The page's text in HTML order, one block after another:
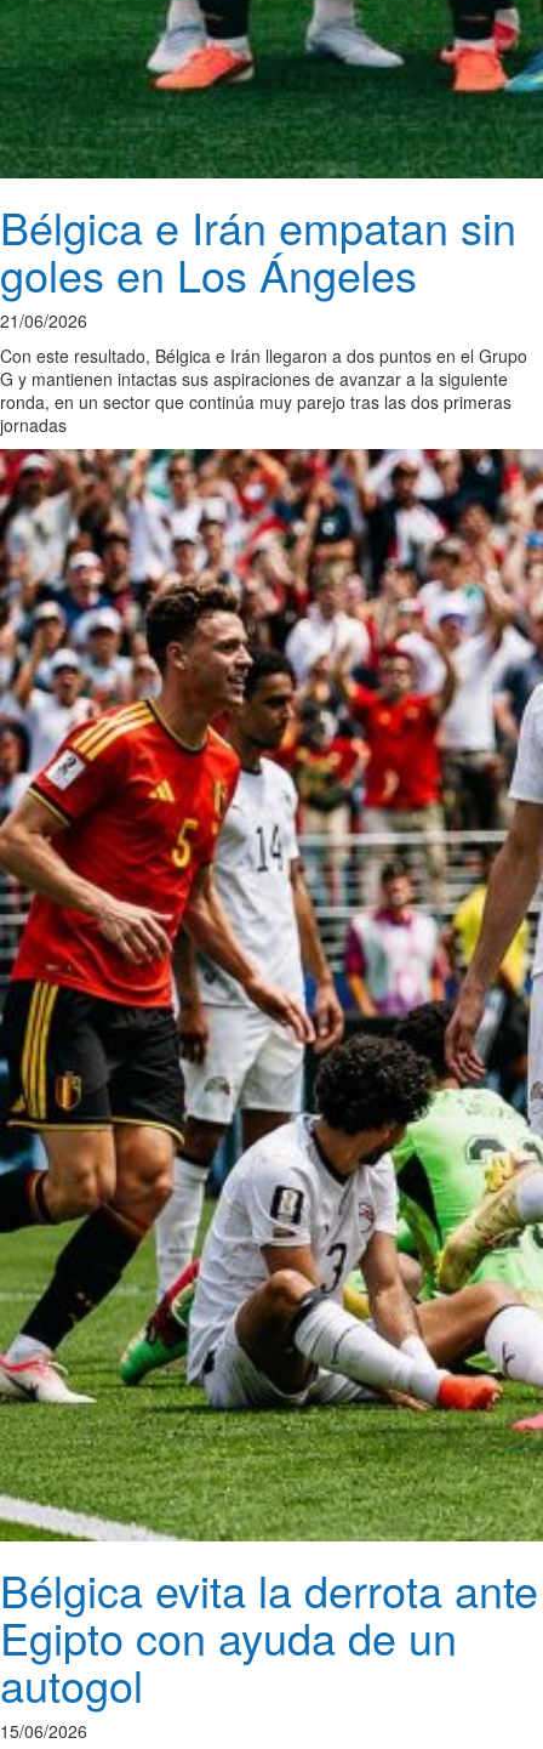
Bélgica e Irán empatan sin
goles en Los Ángeles
21/06/2026
Con este resultado, Bélgica e Irán llegaron a dos puntos en el Grupo
G y mantienen intactas sus aspiraciones de avanzar a la siguiente
ronda, en un sector que continúa muy parejo tras las dos primeras
jornadas
Bélgica evita la derrota ante
Egipto con ayuda de un
autogol
15/06/2026